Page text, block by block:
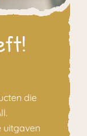
die
uitgaven